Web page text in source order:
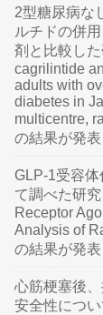
2型糖尿病な
ルチドの併
剤と比較し
cagrilintide
adults with
diabetes in
multicentre,
の結果が発表
GLP-1受容
て調べた研
Receptor
Analysis of
の結果が発表
心筋梗塞後
安全性につ